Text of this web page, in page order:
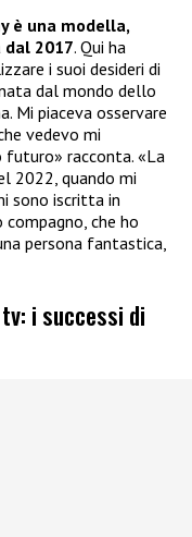
è una modella,
2017. Qui ha
i suoi desideri di
dal mondo dello
Mi piaceva osservare
vedevo mi
futuro» racconta. «La
2022, quando mi
sono iscritta in
compagno, che ho
persona fantastica,
i successi di